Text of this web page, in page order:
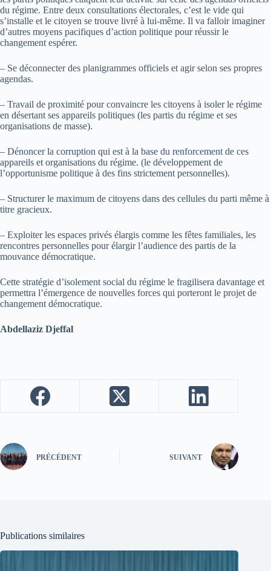
du régime. Entre deux consultations électorales, c’est le vide qui
s’installe et le citoyen se trouve livré à lui-même. Il va falloir imaginer
d’autres moyens pacifiques d’action politique pour réussir le
changement espérer.
– Se déconnecter des planigrammes officiels et agir selon ses propres
agendas.
– Travail de proximité pour convaincre les citoyens à isoler le régime
en désertant ses appareils politiques (les partis du régime et ses
organisations de masse).
– Dénoncer la corruption qui est à la base du renforcement de ces
appareils et organisations du régime. (le développement de
l’opportunisme politique à des fins strictement personnelles).
– Structurer le maximum de citoyens dans des cellules du parti même à
titre gracieux.
– Exploiter les espaces privés élargis comme les fêtes familiales, les
rencontres personnelles pour élargir l’audience des partis de la
mouvance démocratique.
Cette stratégie d’isolement social du régime le fragilisera davantage et
permettra l’émergence de nouvelles forces qui porteront le projet de
changement démocratique.
Abdellaziz Djeffal
PRÉCÉDENT SUIVANT
Publications similaires